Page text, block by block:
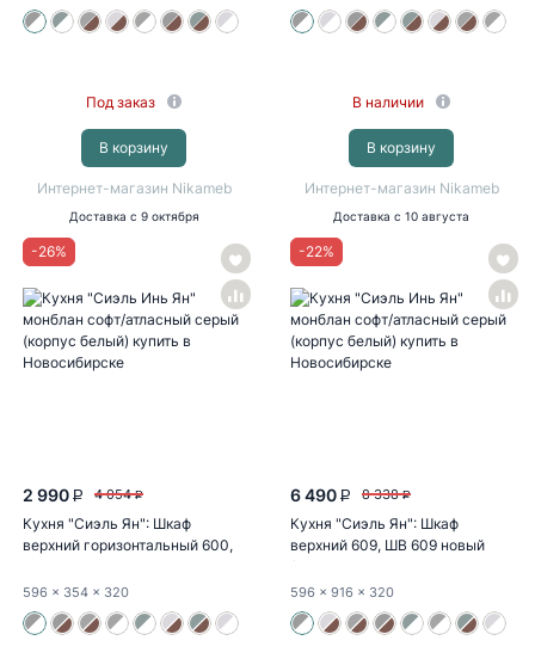
Под заказ
В корзину
Интернет-магазин Nikameb
Доставка с 9 октября
В наличии
В корзину
Интернет-магазин Nikameb
Доставка с 10 августа
-26%
2 990 P 4 054 P
Кухня "Сиэль Ян": Шкаф
верхний горизонтальный 600,
596 x 354 x 320
-22%
6 490 P 8 338 P
Кухня "Сиэль Ян": Шкаф
верхний 609, ШВ 609 новый
(монблан...
596 x 916 x 320